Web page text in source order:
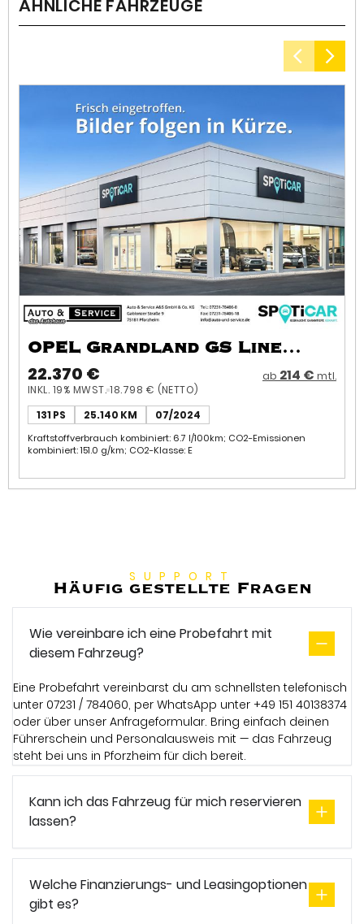
ÄHNLICHE FAHRZEUGE
OPEL Grandland GS Line
22.370 € ab 214 € mtl.
INKL. 19% MWST. 18.798 € (NETTO)
131 PS
25.140 KM 07/2024
Kraftstoffverbrauch kombiniert: 6.7 l/100km; CO2-Emissionen
kombiniert: 151.0 g/km; CO2-Klasse: E
SUPPORT
Häufig gestellte Fragen
Wie vereinbare ich eine Probefahrt mit
diesem Fahrzeug?
Eine Probefahrt vereinbarst du am schnellsten telefonisch
unter 07231 / 784060, per WhatsApp unter +49 151 40138374
oder über unser Anfrageformular. Bring einfach deinen
Führerschein und Personalausweis mit — das Fahrzeug
steht bei uns in Pforzheim für dich bereit.
Kann ich das Fahrzeug für mich reservieren
lassen?
Welche Finanzierungs- und Leasingoptionen
gibt es?